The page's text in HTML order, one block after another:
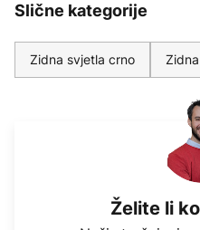
Slične kategorije
Zidna svjetla crno
Želite li